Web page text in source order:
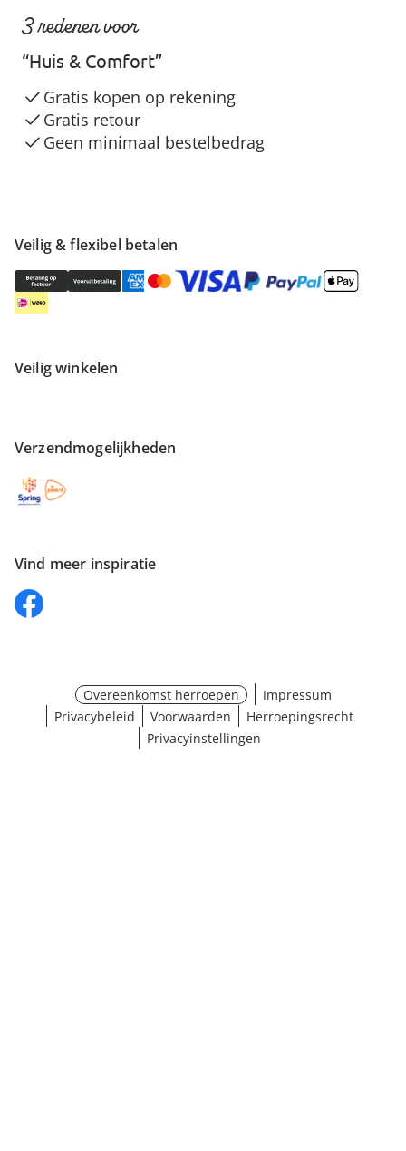
Veilig & flexibel betalen
Veilig winkelen
Verzendmogelijkheden
Vind meer inspiratie
3 redenen voor
“Huis & Comfort”
Gratis kopen op rekening
Gratis retour
Geen minimaal bestelbedrag
Overeenkomst herroepen
Impressum
Privacybeleid
Voorwaarden
Herroepingsrecht
Privacyinstellingen